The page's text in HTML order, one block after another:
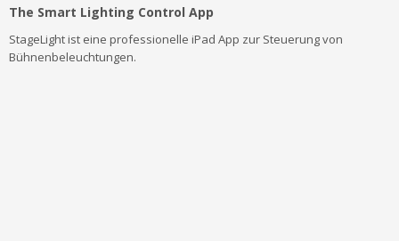
The Smart Lighting Control App
StageLight ist eine professionelle iPad App zur Steuerung von
Bühnenbeleuchtungen.